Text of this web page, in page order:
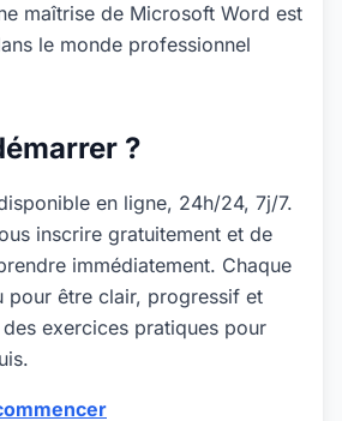
maîtrise de Microsoft Word est
le monde professionnel
?
en ligne, 24h/24, 7j/7.
inscrire gratuitement et de
immédiatement. Chaque
pour être clair, progressif et
exercices pratiques pour